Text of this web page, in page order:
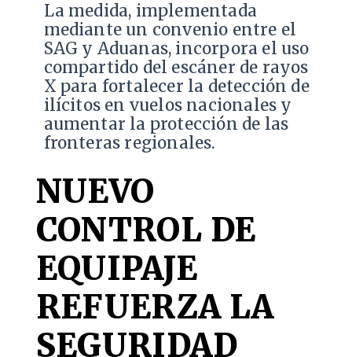
La medida, implementada
mediante un convenio entre el
SAG y Aduanas, incorpora el uso
compartido del escáner de rayos
X para fortalecer la detección de
ilícitos en vuelos nacionales y
aumentar la protección de las
fronteras regionales.
NUEVO
CONTROL DE
EQUIPAJE
REFUERZA LA
SEGURIDAD